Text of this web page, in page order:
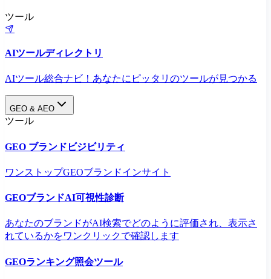
ツール
AIツールディレクトリ
AIツール総合ナビ！あなたにピッタリのツールが見つかる
GEO & AEO
ツール
GEO ブランドビジビリティ
ワンストップGEOブランドインサイト
GEOブランドAI可視性診断
あなたのブランドがAI検索でどのように評価され、表示さ
れているかをワンクリックで確認します
GEOランキング照会ツール